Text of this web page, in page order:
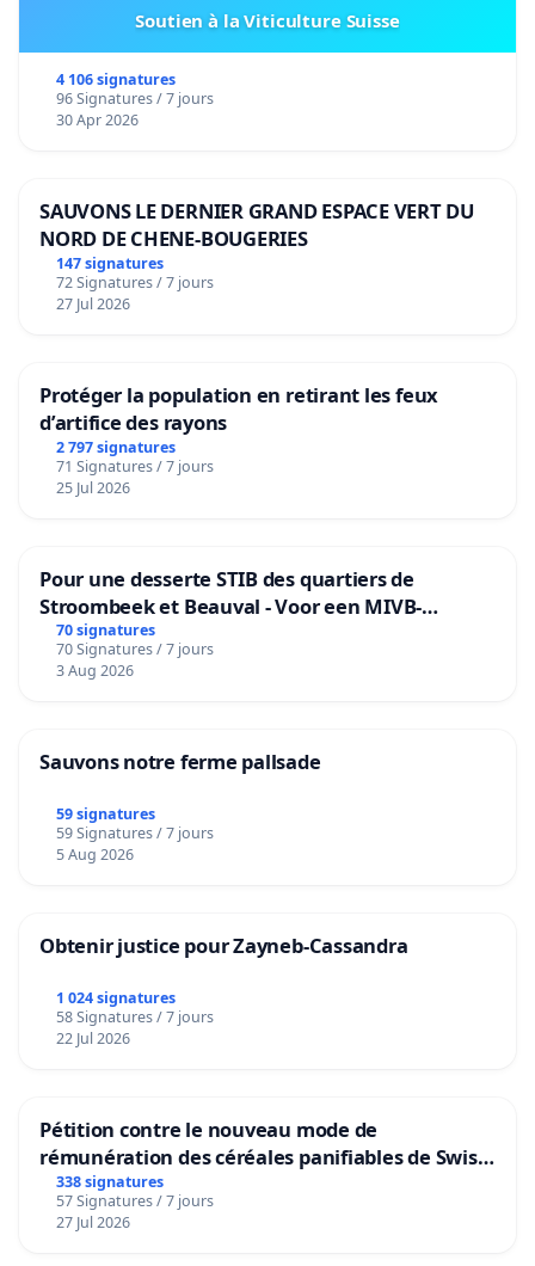
Soutien à la Viticulture Suisse
4 106 signatures
96 Signatures / 7 jours
30 Apr 2026
SAUVONS LE DERNIER GRAND ESPACE VERT DU
NORD DE CHENE-BOUGERIES
147 signatures
72 Signatures / 7 jours
27 Jul 2026
Protéger la population en retirant les feux
d’artifice des rayons
2 797 signatures
71 Signatures / 7 jours
25 Jul 2026
Pour une desserte STIB des quartiers de
Stroombeek et Beauval - Voor een MIVB-
bediening van de wijken Strombeek en Het
Voor
70 signatures
70 Signatures / 7 jours
3 Aug 2026
Sauvons notre ferme pallsade
59 signatures
59 Signatures / 7 jours
5 Aug 2026
Obtenir justice pour Zayneb-Cassandra
1 024 signatures
58 Signatures / 7 jours
22 Jul 2026
Pétition contre le nouveau mode de
rémunération des céréales panifiables de Swiss
granum basé sur la teneur en protéines
338 signatures
57 Signatures / 7 jours
27 Jul 2026